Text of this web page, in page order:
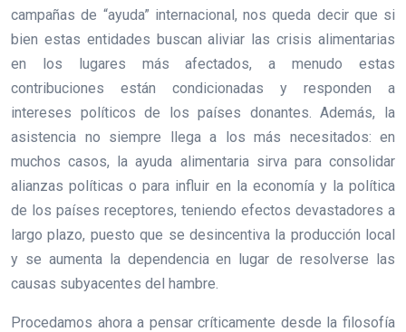
campañas de “ayuda” internacional, nos queda decir que si
bien estas entidades buscan aliviar las crisis alimentarias
en los lugares más afectados, a menudo estas
contribuciones están condicionadas y responden a
intereses políticos de los países donantes. Además, la
asistencia no siempre llega a los más necesitados: en
muchos casos, la ayuda alimentaria sirva para consolidar
alianzas políticas o para influir en la economía y la política
de los países receptores, teniendo efectos devastadores a
largo plazo, puesto que se desincentiva la producción local
y se aumenta la dependencia en lugar de resolverse las
causas subyacentes del hambre.
Procedamos ahora a pensar críticamente desde la filosofía